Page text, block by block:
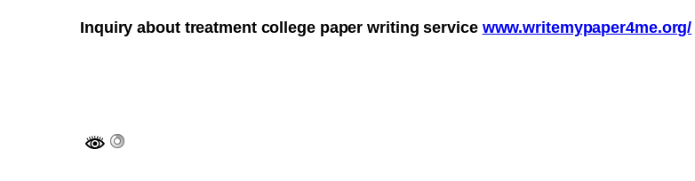
Inquiry about treatment college paper writing service www.writemypaper4me.org/